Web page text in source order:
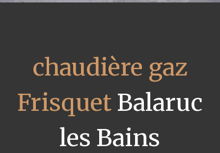
chaudière gaz
FrisquetBalaruc
les Bains